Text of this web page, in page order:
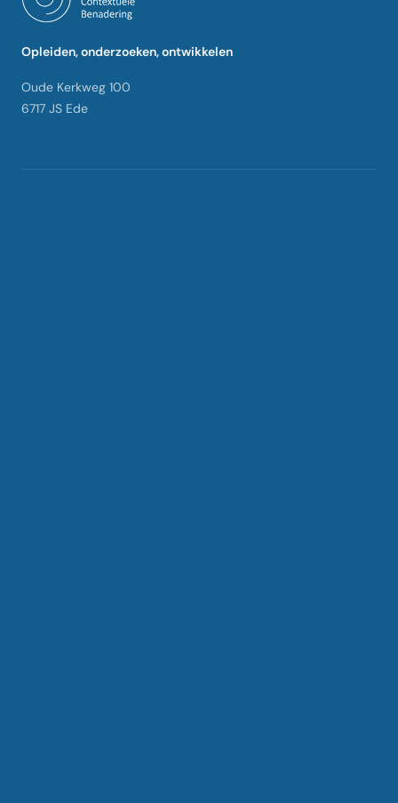
Opleiden, onderzoeken, ontwikkelen
Oude Kerkweg 100
6717 JS Ede